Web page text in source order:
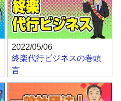
2022/05/06
終楽代行ビジネスの巻頭
言